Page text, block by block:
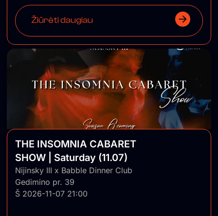
Žiūrėti daugiau
THE INSOMNIA CABARET
SHOW | Saturday (11.07)
Nijinsky III x Babble Dinner Club
Gedimino pr. 39
Š 2026-11-07 21:00